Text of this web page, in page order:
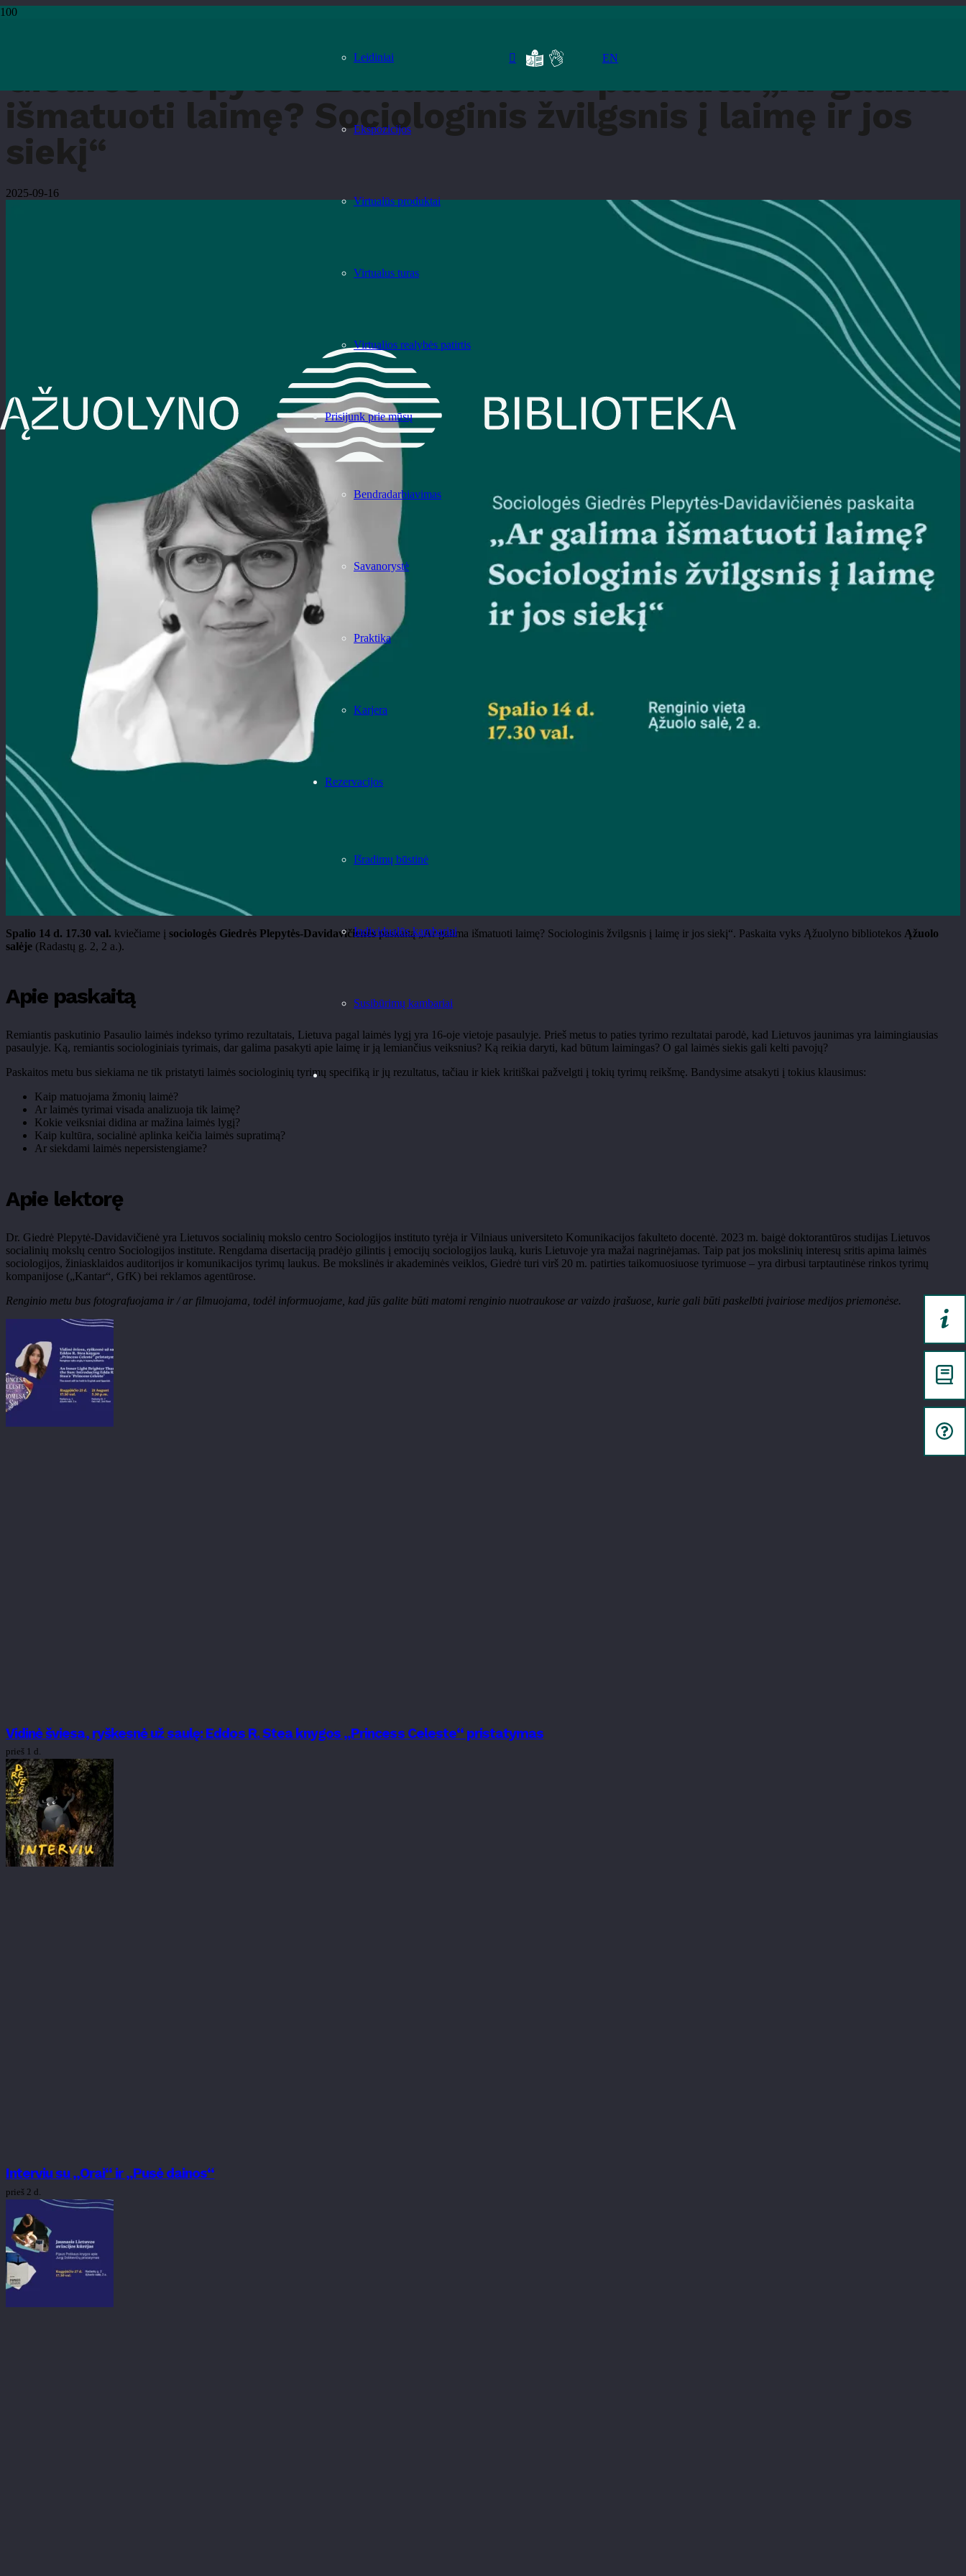
Leidiniai
Ekspozicijos
Virtualūs produktai
Virtualus turas
Virtualios realybės patirtis
Prisijunk prie mūsų
Bendradarbiavimas
Savanorystė
Praktika
Karjera
Rezervacijos
Išradimų būstinė
Individualūs kambariai
Susibūrimų kambariai
EN
Pradžia
Giedrės Plepytės-Davidavičienės paskaita „Ar galima
išmatuoti laimę? Sociologinis žvilgsnis į laimę ir jos
siekį“
2025-09-16
Spalio 14 d. 17.30 val. kviečiame į sociologės Giedrės Plepytės-Davidavičienėspaskaitą„Ar galima išmatuoti laimę? Sociologinis žvilgsnis į laimę ir jos siekį“. Paskaita vyks Ąžuolyno bibliotekos Ąžuolo
salėje (Radastų g. 2, 2 a.).
Apie paskaitą
Remiantis paskutinio Pasaulio laimės indekso tyrimo rezultatais, Lietuva pagal laimės lygį yra 16-oje vietoje pasaulyje. Prieš metus to paties tyrimo rezultatai parodė, kad Lietuvos jaunimas yra laimingiausias
pasaulyje. Ką, remiantis sociologiniais tyrimais, dar galima pasakyti apie laimę ir ją lemiančius veiksnius? Ką reikia daryti, kad būtum laimingas? O gal laimės siekis gali kelti pavojų?
Paskaitos metu bus siekiama ne tik pristatyti laimės sociologinių tyrimų specifiką ir jų rezultatus, tačiau ir kiek kritiškai pažvelgti į tokių tyrimų reikšmę. Bandysime atsakyti į tokius klausimus:
Kaip matuojama žmonių laimė?
Ar laimės tyrimai visada analizuoja tik laimę?
Kokie veiksniai didina ar mažina laimės lygį?
Kaip kultūra, socialinė aplinka keičia laimės supratimą?
Ar siekdami laimės nepersistengiame?
Apie lektorę
Dr. Giedrė Plepytė-Davidavičienė yra Lietuvos socialinių mokslo centro Sociologijos instituto tyrėja ir Vilniaus universiteto Komunikacijos fakulteto docentė. 2023 m. baigė doktorantūros studijas Lietuvos
socialinių mokslų centro Sociologijos institute. Rengdama disertaciją pradėjo gilintis į emocijų sociologijos lauką, kuris Lietuvoje yra mažai nagrinėjamas. Taip pat jos mokslinių interesų sritis apima laimės
sociologijos, žiniasklaidos auditorijos ir komunikacijos tyrimų laukus. Be mokslinės ir akademinės veiklos, Giedrė turi virš 20 m. patirties taikomuosiuose tyrimuose – yra dirbusi tarptautinėse rinkos tyrimų
kompanijose („Kantar“, GfK) bei reklamos agentūrose.
Renginio metu bus fotografuojama ir / ar filmuojama, todėl informuojame, kad jūs galite būti matomi renginio nuotraukose ar vaizdo įrašuose, kurie gali būti paskelbti įvairiose medijos priemonėse.
Vidinė šviesa, ryškesnė už saulę: Eddos R. Stea knygos „Princess Celeste“ pristatymas
prieš 1 d.
Interviu su „Orai“ ir „Pusė dainos“
prieš 2 d.